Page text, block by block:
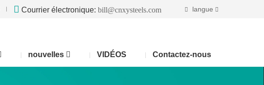
Courrier électronique: bill@cnxysteels.com langue
nouvelles VIDÉOS Contactez-nous